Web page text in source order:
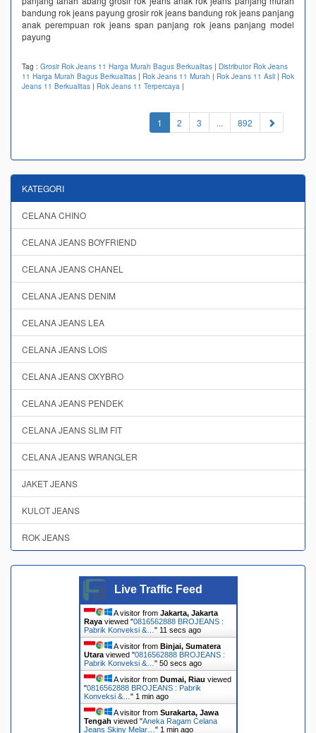
bandung rok jeans payung grosir rok jeans bandung rok jeans panjang
anak perempuan rok jeans span panjang rok jeans panjang model
payung
Tag : Grosir Rok Jeans 11 Harga Murah Bagus Berkualitas | Distributor Rok Jeans
11 Harga Murah Bagus Berkualitas | Rok Jeans 11 Murah | Rok Jeans 11 Asli | Rok
Jeans 11 Berkualitas | Rok Jeans 11 Terpercaya |
1 (current)
2 3 ... 892
KATEGORI
CELANA CHINO
CELANA JEANS BOYFRIEND
CELANA JEANS CHANEL
CELANA JEANS DENIM
CELANA JEANS LEA
CELANA JEANS LOIS
CELANA JEANS OXYBRO
CELANA JEANS PENDEK
CELANA JEANS SLIM FIT
CELANA JEANS WRANGLER
JAKET JEANS
KULOT JEANS
ROK JEANS
Live Traffic Feed
A visitor from Jakarta, Jakarta
Rayaviewed "0816562888 BROJEANS :
Pabrik Konveksi &… " 12 secs ago
A visitor from Binjai, Sumatera
Utaraviewed "0816562888 BROJEANS :
Pabrik Konveksi &… " 51 secs ago
A visitor from Dumai, Riau viewed
"0816562888 BROJEANS : Pabrik
Konveksi &… " 1 min ago
A visitor from Surakarta, Jawa
Tengah viewed "Aneka Ragam Celana
Jeans Skiny Melar… " 1 min ago